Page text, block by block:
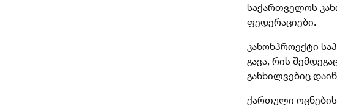
საქართველოს
ფედერაციები.
კანონპროექტი
გავა, რის
განხილვებიც
ქართული